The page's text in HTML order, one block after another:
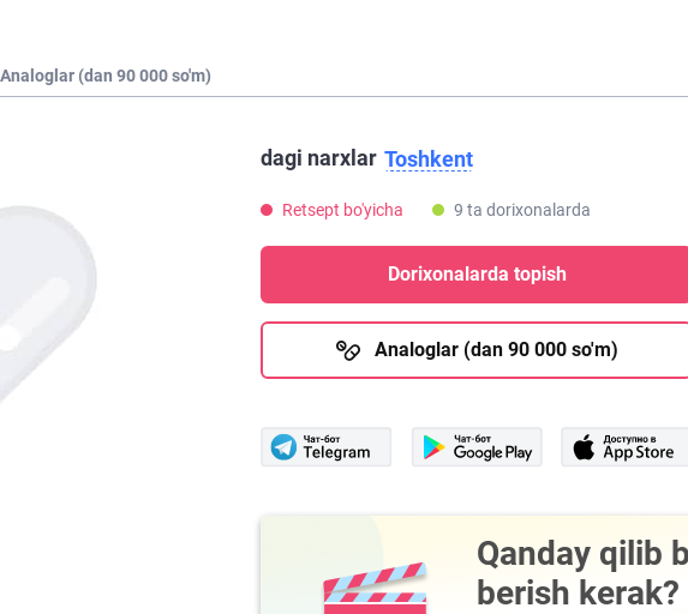
Analoglar (dan 90 000 so'm)
dagi narxlar Toshkent
Retsept bo'yicha 9 ta dorixonalarda
Dorixonalarda topish
Analoglar (dan 90 000 so'm)
Qanday qilib
berish kerak?